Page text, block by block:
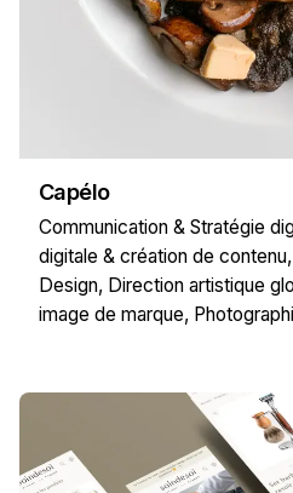
Capélo
Communication & Stratégie
digitale & création de contenu
Design Direction artistique
image de marque